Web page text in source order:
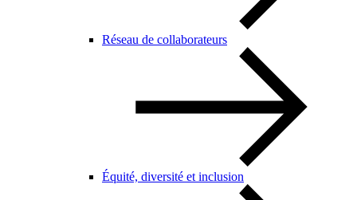
Réseau de collaborateurs
Équité, diversité et inclusion